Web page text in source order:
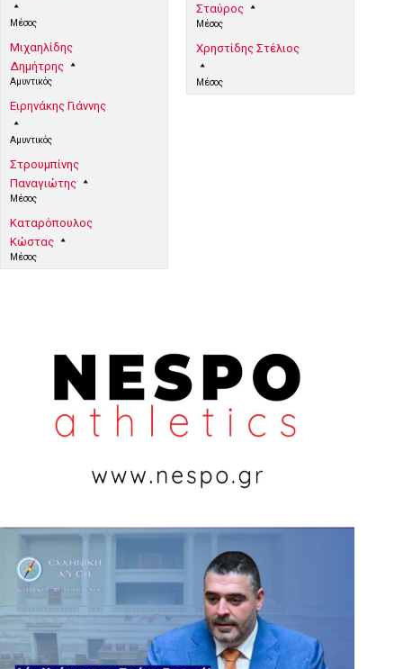
Μέσος
Μιχαηλίδης
Δημήτρης
Αμυντικός
Ειρηνάκης Γιάννης
Αμυντικός
Στρουμπίνης
Παναγιώτης
Μέσος
Καταρόπουλος
Κώστας
Μέσος
Σταύρος
Μέσος
Χρηστίδης Στέλιος
Μέσος